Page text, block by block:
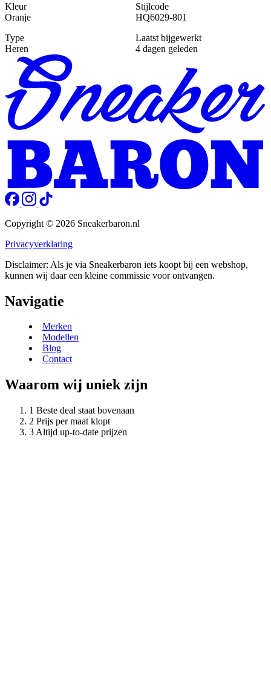
Kleur
Oranje
Stijlcode
HQ6029-801
Type
Heren
Laatst bijgewerkt
4 dagen geleden
Copyright © 2026 Sneakerbaron.nl
Privacyverklaring
Disclaimer: Als je via Sneakerbaron iets koopt bij een webshop,
kunnen wij daar een kleine commissie voor ontvangen.
Navigatie
Merken
Modellen
Blog
Contact
Waarom wij uniek zijn
Beste deal staat bovenaan
Prijs per maat klopt
Altijd up-to-date prijzen